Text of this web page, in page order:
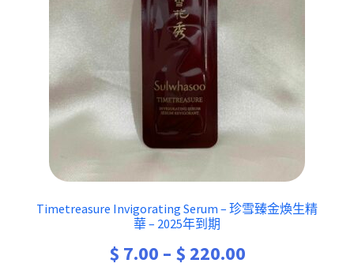
Timetreasure Invigorating Serum – 珍雪臻金煥生精
華 – 2025年到期
$ 7.00 – $ 220.00Price